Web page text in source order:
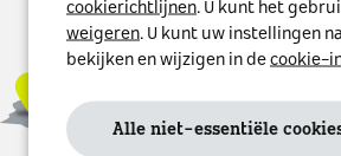
slaan uw toestemming ook op in
uw toestemming te allen tijde met
toekomst intrekken door op het
de rechterkant te klikken. Meer
in ons privacybeleid.
cookierichtlijnen. U kunt het
weigeren. U kunt uw instellingen
bekijken en wijzigen in de cookie-
Alle niet-essentiële